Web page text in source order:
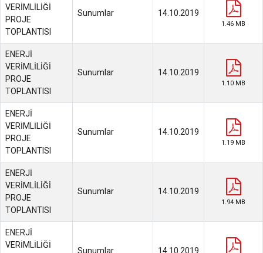
VERİMLİLİĞİ
PROJE
TOPLANTISI
Sunumlar 14.10.2019
1.46 MB
ENERJİ
VERİMLİLİĞİ
PROJE
TOPLANTISI
Sunumlar 14.10.2019
1.10 MB
ENERJİ
VERİMLİLİĞİ
PROJE
TOPLANTISI
Sunumlar 14.10.2019
1.19 MB
ENERJİ
VERİMLİLİĞİ
PROJE
TOPLANTISI
Sunumlar 14.10.2019
1.94 MB
ENERJİ
VERİMLİLİĞİ
Sunumlar 14.10.2019